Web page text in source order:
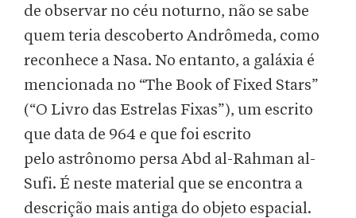
de observar no céu noturno, não se sabe
quem teria descoberto Andrômeda, como
reconhece a Nasa. No entanto, a galáxia é
mencionada no “The Book of Fixed Stars”
(“O Livro das Estrelas Fixas”), um escrito
que data de 964 e que foi escrito
pelo astrônomo persa Abd al-Rahman al-
Sufi. É neste material que se encontra a
descrição mais antiga do objeto espacial.